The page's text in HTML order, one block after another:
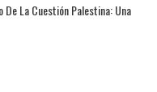
La Cuestión Palestina: Una